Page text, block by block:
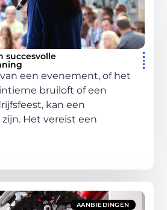
succesvolle
een evenement, of het
bruiloft of een
kan een
Het vereist een
AANBIEDINGEN